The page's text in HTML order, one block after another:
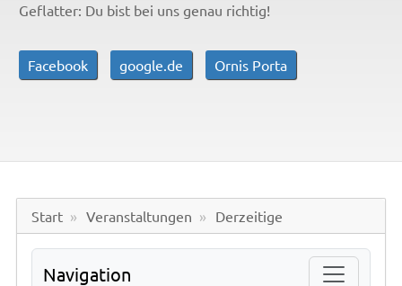
Geflatter: Du bist bei uns genau richtig!
Facebook google.de Ornis Porta
Start Veranstaltungen Derzeitige
Navigation